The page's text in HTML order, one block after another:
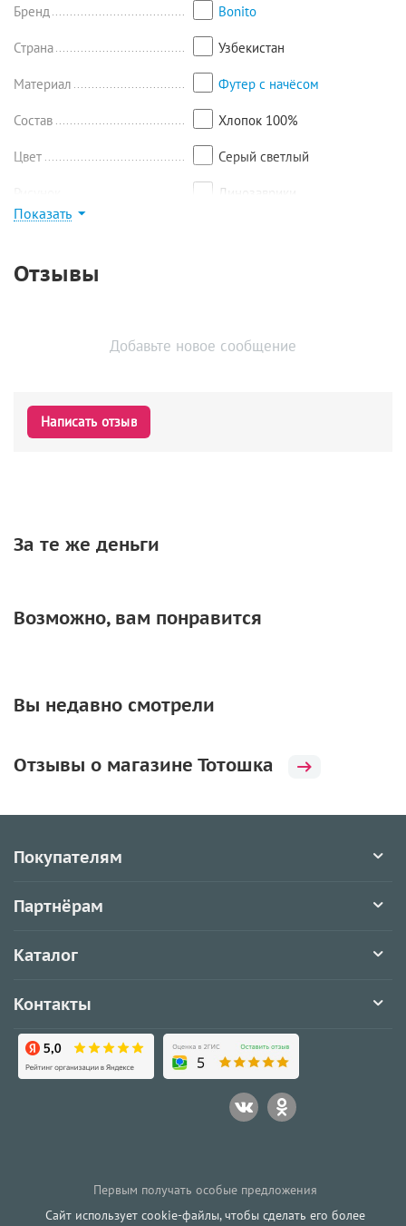
см, брюки - длина 73/49 см.
Бренд Bonito
Страна Узбекистан
Материал Футер с начёсом
Состав Хлопок 100%
Цвет Серый светлый
Динозаврики
Показать
Отзывы
Добавьте новое сообщение
Написать отзыв
За те же деньги
Возможно, вам понравится
Вы недавно смотрели
Отзывы о магазине Тотошка
Покупателям
Партнёрам
Каталог
Контакты
Первым получать особые предложения
Сайт использует cookie-файлы, чтобы сделать его более